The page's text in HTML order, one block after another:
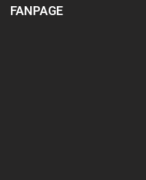
FANPAGE